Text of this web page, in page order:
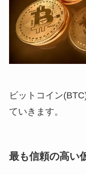
ビットコイン
ていきます。
最も信頼の高い